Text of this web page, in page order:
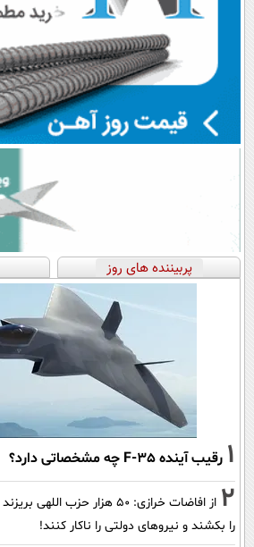
پربیننده های روز
1 رقیب آینده F-35 چه مشخصاتی دارد؟
2
از افاضات خرازی: ۵۰ هزار حزب
را بکشند و نیرو‌های دولتی را ناکار کنند!